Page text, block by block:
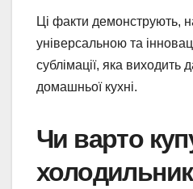
Ці факти демонструють,
універсальною та
сублімації, яка виходить
домашньої кухні.
Чи варто